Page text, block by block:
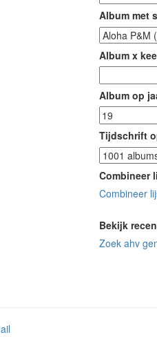
Album met
Album x
Album op
Tijdschrift
Combineer
Combineer
Bekijk
Zoek ahv